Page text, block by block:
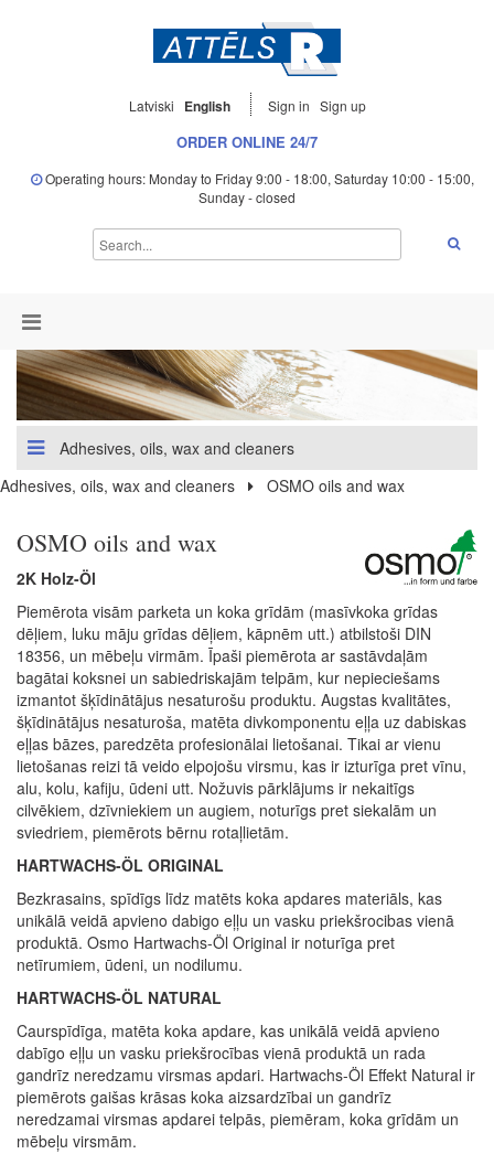
Latviski English Sign in Sign up
ORDER ONLINE 24/7
Operating hours: Monday to Friday 9:00 - 18:00, Saturday 10:00 - 15:00,
Sunday - closed
Adhesives, oils, wax and cleaners
Adhesives, oils, wax and cleaners
OSMO oils and wax
OSMO oils and wax
2K Holz-Öl
Piemērota visām parketa un koka grīdām (masīvkoka grīdas
dēļiem, luku māju grīdas dēļiem, kāpnēm utt.) atbilstoši DIN
18356, un mēbeļu virmām. Īpaši piemērota ar sastāvdaļām
bagātai koksnei un sabiedriskajām telpām, kur nepieciešams
izmantot šķīdinātājus nesaturošu produktu. Augstas kvalitātes,
šķīdinātājus nesaturoša, matēta divkomponentu eļļa uz dabiskas
eļļas bāzes, paredzēta profesionālai lietošanai. Tikai ar vienu
lietošanas reizi tā veido elpojošu virsmu, kas ir izturīga pret vīnu,
alu, kolu, kafiju, ūdeni utt. Nožuvis pārklājums ir nekaitīgs
cilvēkiem, dzīvniekiem un augiem, noturīgs pret siekalām un
sviedriem, piemērots bērnu rotaļlietām.
HARTWACHS-ÖL ORIGINAL
Bezkrasains, spīdīgs līdz matēts koka apdares materiāls, kas
unikālā veidā apvieno dabigo eļļu un vasku priekšrocibas vienā
produktā. Osmo Hartwachs-Öl Original ir noturīga pret
netīrumiem, ūdeni, un nodilumu.
HARTWACHS-ÖL NATURAL
Caurspīdīga, matēta koka apdare, kas unikālā veidā apvieno
dabīgo eļļu un vasku priekšrocības vienā produktā un rada
gandrīz neredzamu virsmas apdari. Hartwachs-Öl Effekt Natural ir
piemērots gaišas krāsas koka aizsardzībai un gandrīz
neredzamai virsmas apdarei telpās, piemēram, koka grīdām un
mēbeļu virsmām.